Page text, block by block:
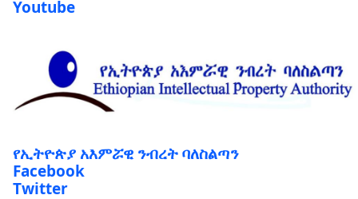
Facebook
Twitter
Youtube